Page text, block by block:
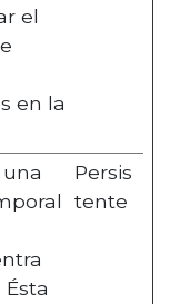
el
en la
Persis
tente